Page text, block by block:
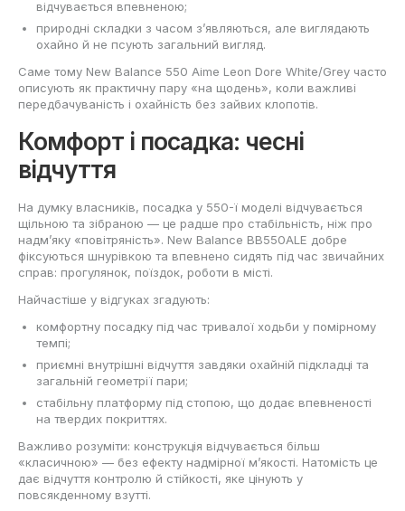
відчувається впевненою;
природні складки з часом з’являються, але виглядають
охайно й не псують загальний вигляд.
Саме тому New Balance 550 Aime Leon Dore White/Grey часто
описують як практичну пару «на щодень», коли важливі
передбачуваність і охайність без зайвих клопотів.
Комфорт і посадка: чесні
відчуття
На думку власників, посадка у 550-ї моделі відчувається
щільною та зібраною — це радше про стабільність, ніж про
надм’яку «повітряність». New Balance BB550ALE добре
фіксуються шнурівкою та впевнено сидять під час звичайних
справ: прогулянок, поїздок, роботи в місті.
Найчастіше у відгуках згадують:
комфортну посадку під час тривалої ходьби у помірному
темпі;
приємні внутрішні відчуття завдяки охайній підкладці та
загальній геометрії пари;
стабільну платформу під стопою, що додає впевненості
на твердих покриттях.
Важливо розуміти: конструкція відчувається більш
«класичною» — без ефекту надмірної м’якості. Натомість це
дає відчуття контролю й стійкості, яке цінують у
повсякденному взутті.